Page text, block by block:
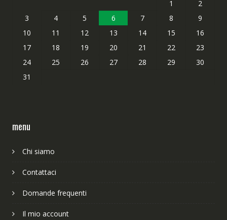
1
2
3
4 5 6 7 8
9
10
11 12 13 14 15
16
17
18 19 20 21 22
23
24
25 26 27 28 29
30
31
menu
Chi siamo
Contattaci
Domande frequenti
Il mio account